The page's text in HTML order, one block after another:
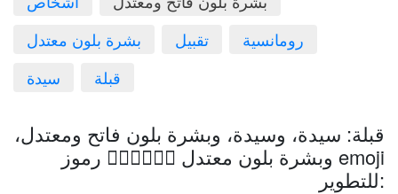
بشرة بلون معتدل
تقبيل
رومانسية
سيدة
قبلة
قبلة: سيدة، وسيدة، وبشرة بلون فاتح ومعتدل،
وبشرة بلون معتدل 👩🏼‍❤️‍💋‍👩🏽 رموز emoji
للتطوير: